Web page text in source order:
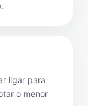
ligar para
o menor